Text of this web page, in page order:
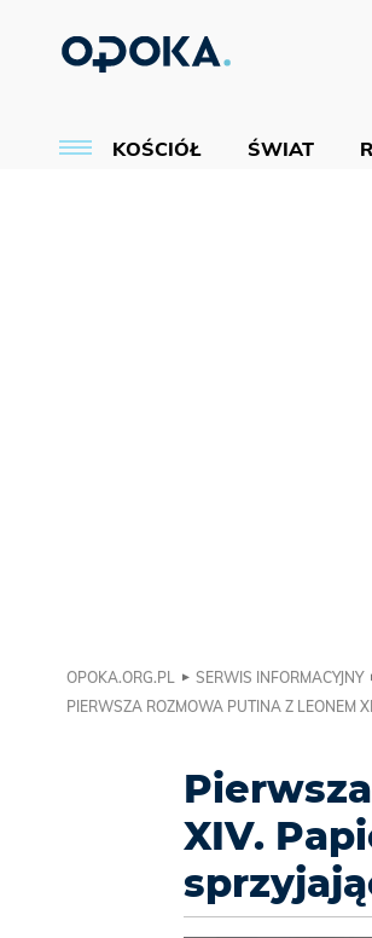
KOŚCIÓŁ ŚWIAT
OPOKA.ORG.PL SERWIS INFORMACYJNY
PIERWSZA ROZMOWA PUTINA Z LEONEM
XIV.